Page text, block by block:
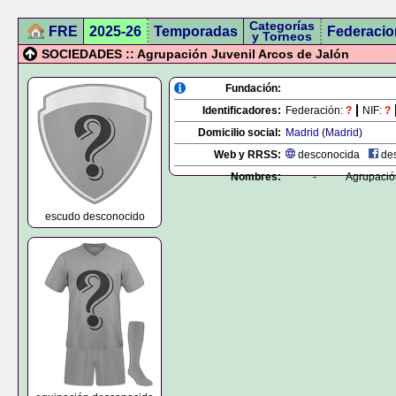
FRE 2025-26 Temporadas Categorías
y Torneos
SOCIEDADES :: Agrupación Juvenil Arcos de Jalón
escudo desconocido
Fundación:
Identificadores: Federación: ? NIF: ?
Domicilio social: Madrid (Madrid)
Web y RRSS:
desconocida
Nombres:
-